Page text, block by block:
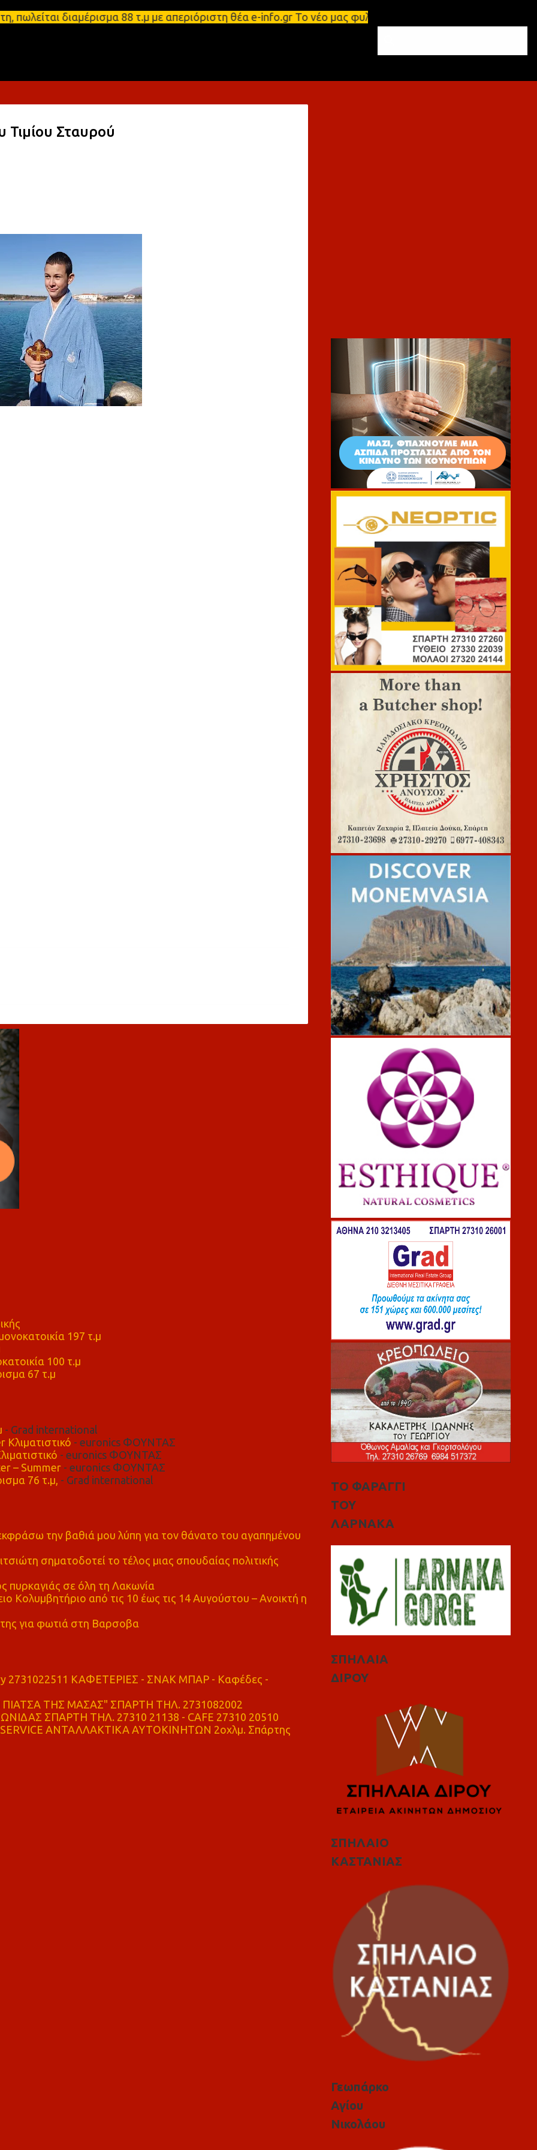
Μετάβαση στο κύριο περιεχόμενο
διαμέρισμα 88 τ.μ με απεριόριστη θέα e-info.gr Το νέο μας φυλλάδιο
Σταυρού
197 τ.μ
100 τ.μ
67 τ.μ
- Grad international
- euronics ΦΟΥΝΤΑΣ
- euronics ΦΟΥΝΤΑΣ
– Summer- euronics ΦΟΥΝΤΑΣ
76 τ.μ, - Grad international
την βαθιά μου λύπη για τον θάνατο του αγαπημένου
σηματοδοτεί το τέλος μιας σπουδαίας πολιτικής
πυρκαγιάς σε όλη τη Λακωνία
Κολυμβητήριο από τις 10 έως τις 14 Αυγούστου – Ανοικτή η
για φωτιά στη Βαρσοβα
2731022511 ΚΑΦΕΤΕΡΙΕΣ - ΣΝΑΚ ΜΠΑΡ - Καφέδες -
ΤΗΣ ΜΑΣΑΣ" ΣΠΑΡΤΗ ΤΗΛ. 2731082002
ΣΠΑΡΤΗ ΤΗΛ. 27310 21138 - CAFE 27310 20510
ΑΝΤΑΛΛΑΚΤΙΚΑ ΑΥΤΟΚΙΝΗΤΩΝ 2οχλμ. Σπάρτης
ΤΟ ΦΑΡΑΓΓΙ
ΤΟΥ
ΛΑΡΝΑΚΑ
ΣΠΗΛΑΙΑ
ΔΙΡΟΥ
ΣΠΗΛΑΙΟ
ΚΑΣΤΑΝΙΑΣ
Γεωπάρκο
Αγίου
Νικολάου